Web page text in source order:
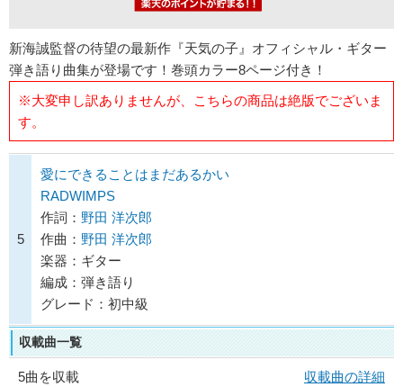
新海誠監督の待望の最新作『天気の子』オフィシャル・ギター
弾き語り曲集が登場です！巻頭カラー8ページ付き！
※大変申し訳ありませんが、こちらの商品は絶版でございま
す。
5
愛にできることはまだあるかい
RADWIMPS
作詞： 野田 洋次郎
作曲： 野田 洋次郎
楽器：ギター
編成：弾き語り
グレード：初中級
収載曲一覧
5曲を収載
収載曲の詳細